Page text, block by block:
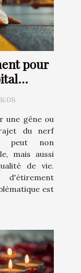
pour
une gêne ou
du nerf
peut non
mais aussi
de vie.
d'étirement
est